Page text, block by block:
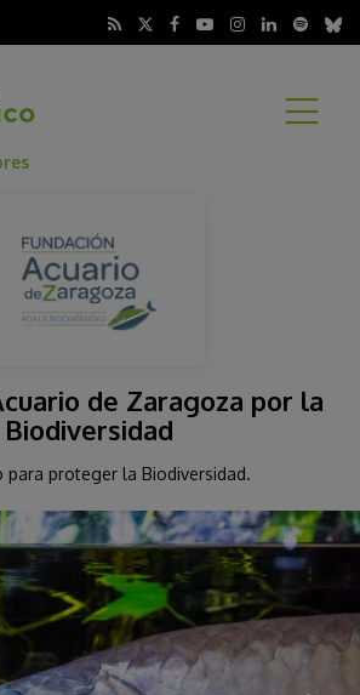
de Zaragoza por la
Biodiversidad
para proteger la Biodiversidad.